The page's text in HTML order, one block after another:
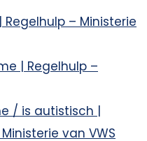
– Ministerie
| Regelhulp –
/ is autistisch |
van VWS